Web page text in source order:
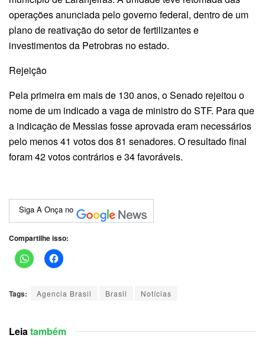
operações anunciada pelo governo federal, dentro de um
plano de reativação do setor de fertilizantes e
investimentos da Petrobras no estado.
Rejeição
Pela primeira em mais de 130 anos, o Senado rejeitou o
nome de um indicado a vaga de ministro do STF. Para que
a indicação de Messias fosse aprovada eram necessários
pelo menos 41 votos dos 81 senadores. O resultado final
foram 42 votos contrários e 34 favoráveis.
Siga A Onça no
Compartilhe isso:
Tags: Agencia Brasil Brasil Notícias
Leiatambém